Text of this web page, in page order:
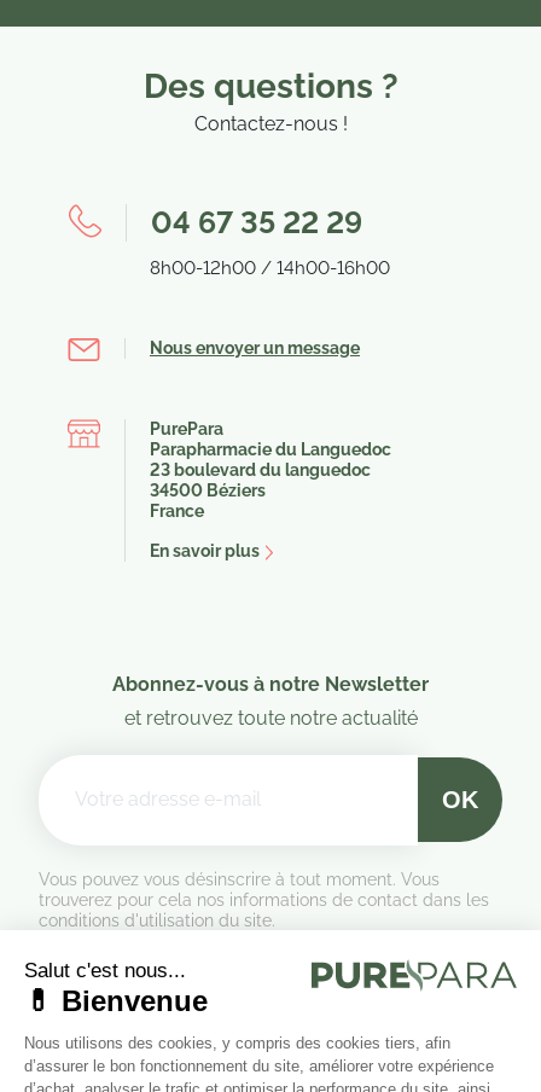
Des questions ?
Contactez-nous !
04 67 35 22 29
8h00-12h00 / 14h00-16h00
Nous envoyer un message
PurePara
Parapharmacie du Languedoc
23 boulevard du languedoc
34500 Béziers
France
En savoir plus
Abonnez-vous à notre Newsletter
et retrouvez toute notre actualité
Vous pouvez vous désinscrire à tout moment. Vous
trouverez pour cela nos informations de contact dans les
conditions d'utilisation du site.
Formulaire de rétractation
Marchand approuvé par la Société des Avis Garantis,cliquez ici
pour vérifier